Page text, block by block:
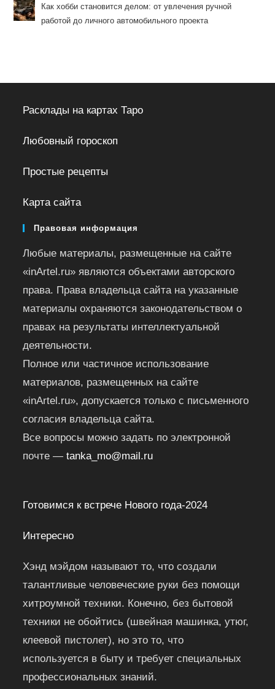
Как хобби становится делом: от увлечения ручной
работой до личного автомобильного проекта
Расклады на картах Таро
Любовный гороскоп
Простые рецепты
Карта сайта
Правовая информация
Любые материалы, размещенные на сайте
«inArtel.ru» являются объектами авторского
права. Права владельца сайта на указанные
материалы охраняются законодательством о
правах на результаты интеллектуальной
деятельности.
Полное или частичное использование
материалов, размещенных на сайте
«inArtel.ru», допускается только с письменного
согласия владельца сайта.
Все вопросы можно задать по электронной
почте —tanka_mo@mail.ru
Готовимся к встрече Нового года-2024
Интересно
Хэнд мэйдом называют то, что создали
талантливые человеческие руки без помощи
хитроумной техники. Конечно, без бытовой
техники не обойтись (швейная машинка, утюг,
клеевой пистолет), но это то, что
используется в быту и требует специальных
профессиональных знаний.